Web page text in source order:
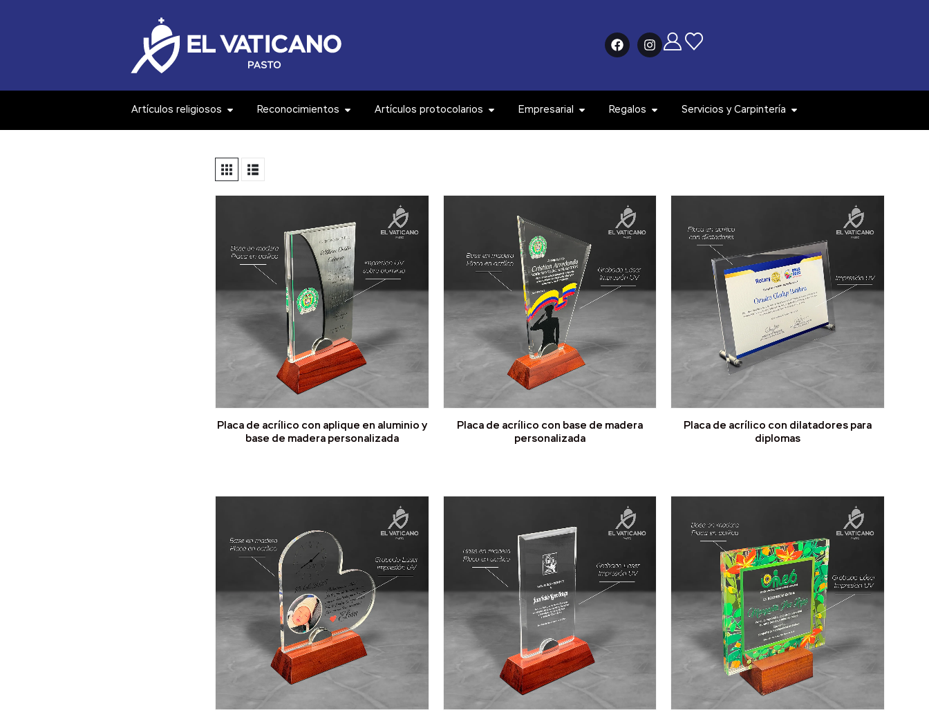
Artículos religiosos Reconocimientos Artículos protocolarios Empresarial Regalos Servicios y Carpintería
Placa de acrílico con aplique en aluminio y
base de madera personalizada
Placa de acrílico con base de madera
personalizada
Placa de acrílico con dilatadores para
diplomas